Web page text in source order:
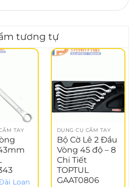
tương tự
TAY
Loan
DỤNG CỤ CẦM TAY
Bộ Cờ Lê 2 Đầu
Vòng 45 độ – 8
Chi Tiết
TOPTUL
GAAT0806